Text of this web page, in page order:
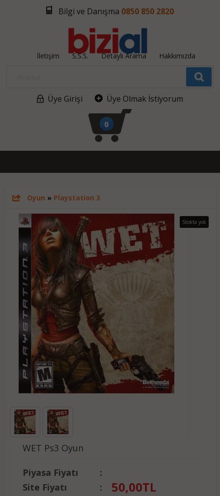
Bilgi ve Danışma 0850 850 2820
İletişim S.S.S. Detaylı Arama Hakkımızda
Üye Girişi Üye Olmak İstiyorum
0
Oyun » Playstation 3
Stokta yok
WET Ps3 Oyun
Piyasa Fiyatı
:
Site Fiyatı
: 50,00TL